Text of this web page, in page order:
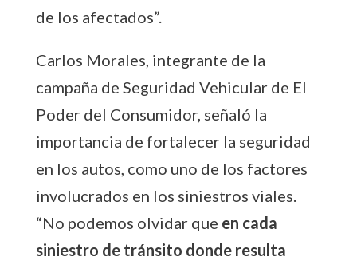
de los afectados”.
Carlos Morales, integrante de la
campaña de Seguridad Vehicular de El
Poder del Consumidor, señaló la
importancia de fortalecer la seguridad
en los autos, como uno de los factores
involucrados en los siniestros viales.
“No podemos olvidar que en cada
siniestro de tránsito donde resulta